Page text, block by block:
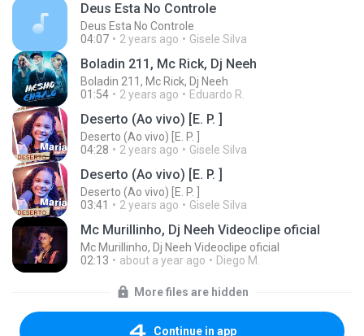
Deus Esta No Controle
Deus Esta No Controle
04:07
2 years ago Gisele Silva
Boladin 211, Mc Rick, Dj Neeh
Boladin 211, Mc Rick, Dj Neeh
01:54
2 years ago Eduardo R.
Deserto (Ao vivo) [E. P. ]
Deserto (Ao vivo) [E. P. ]
04:28
2 years ago Gisele Silva
Deserto (Ao vivo) [E. P. ]
Deserto (Ao vivo) [E. P. ]
03:41
2 years ago Gisele Silva
Mc Murillinho, Dj Neeh Videoclipe oficial
Mc Murillinho, Dj Neeh Videoclipe oficial
02:13
about a year ago Diego M.
More files are hidden
Continue in app